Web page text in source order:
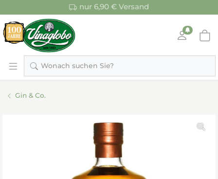
nur 6,90 € Versand
Wonach suchen Sie?
Gin & Co.